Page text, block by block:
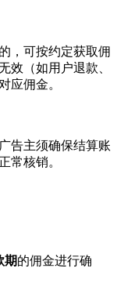
，可按约定获取佣
效（如用户退款、
应佣金。
告主须确保结算账
常核销。
期的佣金进行确